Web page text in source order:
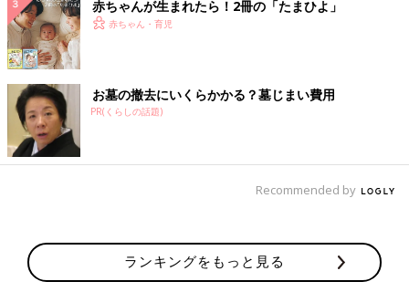
赤ちゃんが生まれたら！2冊の「たまひよ」
赤ちゃん・育児
お墓の撤去にいくらかかる？墓じまい費用
PR(くらしの話題)
Recommended by
ランキングをもっと見る